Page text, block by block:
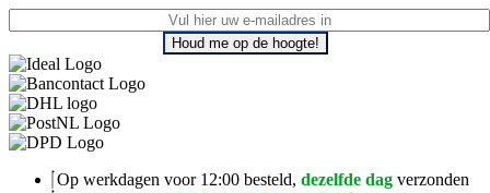
Houd me op de hoogte!
Op werkdagen voor 12:00 besteld, dezelfde dag verzonden